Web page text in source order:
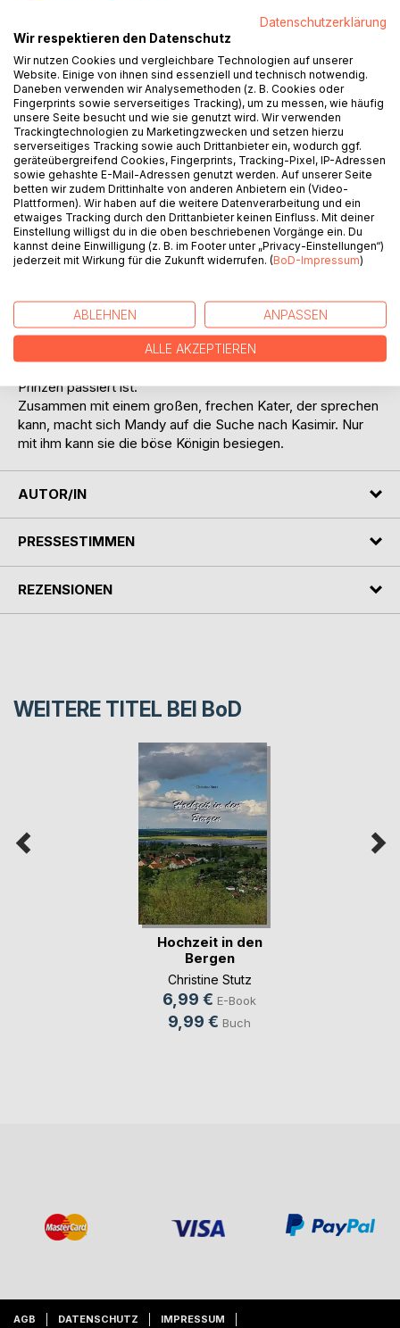
BESCHREIBUNG
Wann immer Mandy traurig ist, kann sie in das Königreich
Sangenia flüchten. Als Kind, nach dem Tod ihrer Mutter,
trifft sie dort auf Prinz Kasimir. Er reitet mit Mandy durch
das prächtige Reich und zeigt ihr alles. Dann bringt er sie
zum Orakel, welches das Mädchen zurück in ihre Welt
schickt.
10 Jahre später kommt Mandy hinter dem Betrug ihres
Sangenia. Doch das Land hat sich schlimm verändert.
Die böse Mitternachtskönigin herrscht dort jetzt mit
eiserner Hand. Viele Menschen sind bereits gestorben.
Auch Kasimir ist verschwunden. Niemand weiß was dem
Prinzen passiert ist.
Zusammen mit einem großen, frechen Kater, der sprechen
kann, macht sich Mandy auf die Suche nach Kasimir. Nur
mit ihm kann sie die böse Königin besiegen.
AUTOR/IN
PRESSESTIMMEN
REZENSIONEN
WEITERE TITEL BEI BoD
Hochzeit in den
Bergen
Christine Stutz
6,99 € E-Book
9,99 € Buch
AGB DATENSCHUTZ IMPRESSUM
Datenschutzerklärung
Wir respektieren den Datenschutz
Wir nutzen Cookies und vergleichbare Technologien auf unserer
Website. Einige von ihnen sind essenziell und technisch notwendig.
Daneben verwenden wir Analysemethoden (z. B. Cookies oder
Fingerprints sowie serverseitiges Tracking), um zu messen, wie häufig
unsere Seite besucht und wie sie genutzt wird. Wir verwenden
Trackingtechnologien zu Marketingzwecken und setzen hierzu
serverseitiges Tracking sowie auch Drittanbieter ein, wodurch ggf.
geräteübergreifend Cookies, Fingerprints, Tracking-Pixel, IP-Adressen
sowie gehashte E-Mail-Adressen genutzt werden. Auf unserer Seite
betten wir zudem Drittinhalte von anderen Anbietern ein (Video-
Plattformen). Wir haben auf die weitere Datenverarbeitung und ein
etwaiges Tracking durch den Drittanbieter keinen Einfluss. Mit deiner
Einstellung willigst du in die oben beschriebenen Vorgänge ein. Du
kannst deine Einwilligung (z. B. im Footer unter „Privacy-Einstellungen“)
jederzeit mit Wirkung für die Zukunft widerrufen. (BoD-Impressum)
ABLEHNEN ANPASSEN
ALLE AKZEPTIEREN